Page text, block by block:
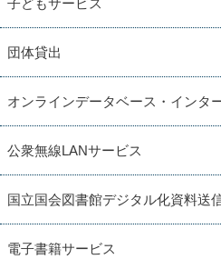
団体貸出
オンラインデータベース・インタ
公衆無線LANサービス
国立国会図書館デジタル化資料送
電子書籍サービス